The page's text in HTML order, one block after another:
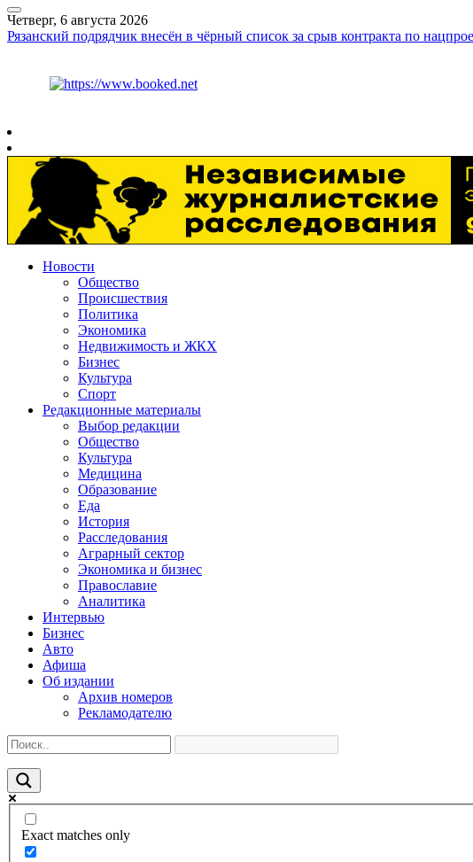
Четверг, 6 августа 2026
Рязанский подрядчик внесён в чёрный список за срыв контракта по
Новости
Общество
Происшествия
Политика
Экономика
Недвижимость и ЖКХ
Бизнес
Культура
Спорт
Редакционные материалы
Выбор редакции
Общество
Культура
Медицина
Образование
Еда
История
Расследования
Аграрный сектор
Экономика и бизнес
Православие
Аналитика
Интервью
Бизнес
Авто
Афиша
Об издании
Архив номеров
Рекламодателю
Exact matches only